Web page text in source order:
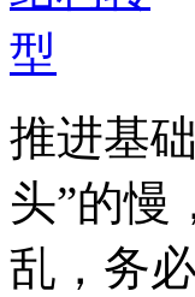
推进基
头”的慢
乱，务